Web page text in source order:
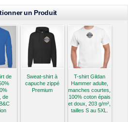
un Produit
de
de
Sweat-shirt à
capuche zippé
Premium
T-shirt Gildan
Hammer adulte,
manches courtes,
100% coton épais
et doux, 203 g/m²,
tailles S au 5XL.